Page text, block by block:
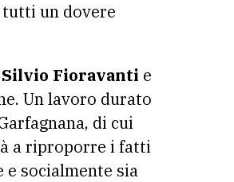
un dovere
Silvio Fioravanti e
Un lavoro durato
di cui
a riproporre i fatti
e socialmente sia